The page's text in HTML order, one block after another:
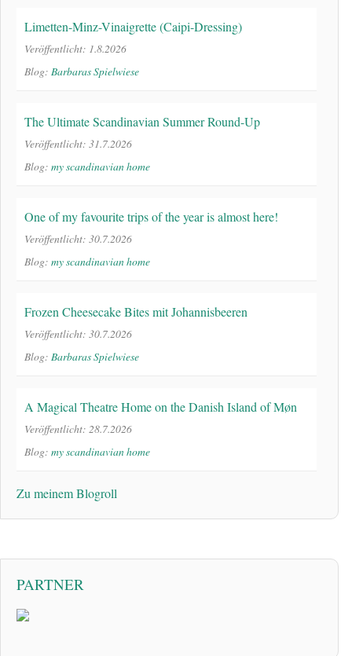
Limetten-Minz-Vinaigrette (Caipi-Dressing)
Veröffentlicht: 1.8.2026
Blog: Barbaras Spielwiese
The Ultimate Scandinavian Summer Round-Up
Veröffentlicht: 31.7.2026
Blog: my scandinavian home
One of my favourite trips of the year is almost here!
Veröffentlicht: 30.7.2026
Blog: my scandinavian home
Frozen Cheesecake Bites mit Johannisbeeren
Veröffentlicht: 30.7.2026
Blog: Barbaras Spielwiese
A Magical Theatre Home on the Danish Island of Møn
Veröffentlicht: 28.7.2026
Blog: my scandinavian home
Zu meinem Blogroll
PARTNER